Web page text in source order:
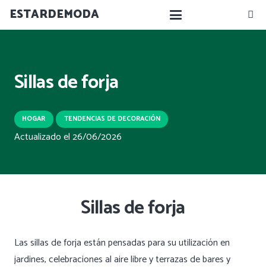
ESTARDEMODA
Sillas de forja
HOGAR TENDENCIAS DE DECORACIÓN
Actualizado el26/06/2026
Sillas de forja
Las sillas de forja están pensadas para su utilización en
jardines, celebraciones al aire libre y terrazas de bares y